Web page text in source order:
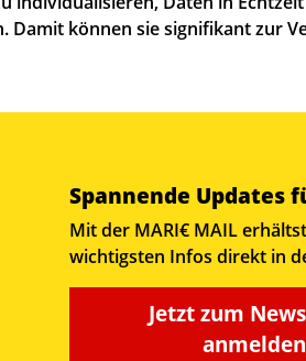
können sie signifikant zur
Spannende Updates
Mit der MARI€ MAIL
wichtigsten Infos direkt in
Jetzt zum